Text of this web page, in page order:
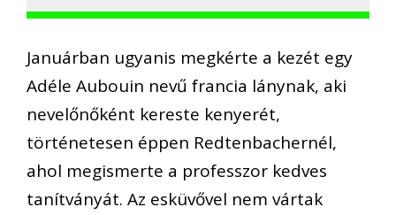
Januárban ugyanis megkérte a kezét egy
Adéle Aubouin nevű francia lánynak, aki
nevelőnőként kereste kenyerét,
történetesen éppen Redtenbachernél,
ahol megismerte a professzor kedves
tanítványát. Az esküvővel nem vártak